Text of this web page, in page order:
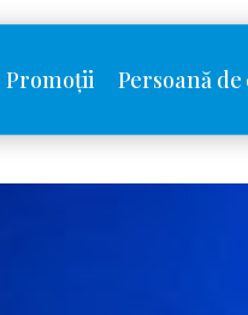
Promoții Persoană